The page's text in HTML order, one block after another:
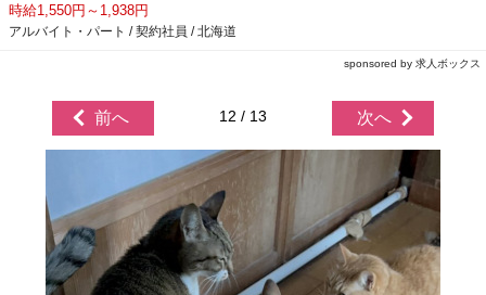
時給1,550円～1,938円
アルバイト・パート / 契約社員 / 北海道
sponsored by 求人ボックス
前へ 12 / 13 次へ